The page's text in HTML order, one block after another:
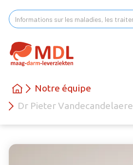
Notre équipe
Dr Pieter Vandecandelaere